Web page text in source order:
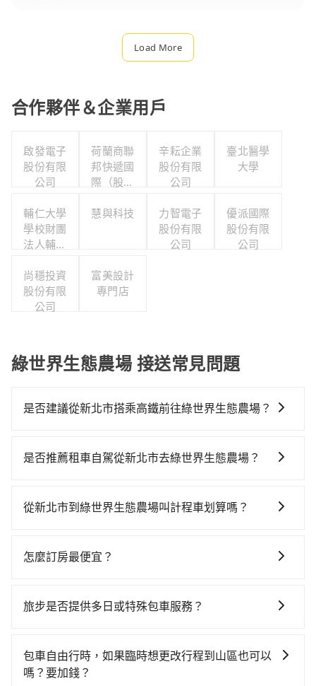
Load More
合作夥伴＆企業用戶
啟發電子
股份有限
公司
荷蘭商聯
邦快遞國
際（股）
分公司職
辛耘企業
股份有限
公司
臺北醫學
大學
輔仁大學
學校財團
法人輔仁
慧與科技
力智電子
股份有限
公司
優派國際
股份有限
公司
尚穩投資
股份有限
公司
富美設計
專門店
綠世界生態農場 接送常見問題
是否建議從新北市搭乘高鐵前往綠世界生態農場？
貴、費時、轉車麻煩！從最早06:34一直到23:08，板橋-
元、車程約30分鐘。抵達高鐵站後，步行進站、現場購
價260元，再用5分鐘出站、等待車站前排班的計程車，
小時53分鐘，假設3位同行，高鐵加轉乘之平均每人花費
鐵而不預約包車，不僅每人至少額外負擔70元車資，而
且更會額外浪費51分鐘在轉乘與等車上，現在還不馬上
是否推薦租車自駕從新北市去綠世界生態農場？
時不需要閉目養神（因為要自己開車），最重要的是你
$115~205承租小轎車，每公里再額外加收$3.2，從新北
達目的地後多久原路返回），雖已將eTag和可能的每小
車型，如Toyota Yaris、Prius C、Vios這類乘坐體驗較
差的車款，如果人數超過四位，更是沒有較大的七人座
從新北市到綠世界生態農場叫計程車划算嗎？
灣大車隊、Uber、Line Taxi、Yoxi等。依照里程跳錶計
法計程車約730輛，數量約為新北市的3%、密度僅雙北
人數超過四位時，叫兩輛計程車的費用就貴了，改預約
一輛tripool的九人座廂型車最高可省$1,700。
怎麼訂房最便宜？
OTA (online travel agent) 來完成，除了可以快速依據
會員或者使用特定的信用卡，還可以累積點數做現金回
饋或未來換取免費的住房。台灣人常用的線上訂房平台
旅步是否提供多日或特殊包車服務？
專人回覆您。
包車自由行時，如果臨時想更改行程到山區也可以
嗎？要加錢？